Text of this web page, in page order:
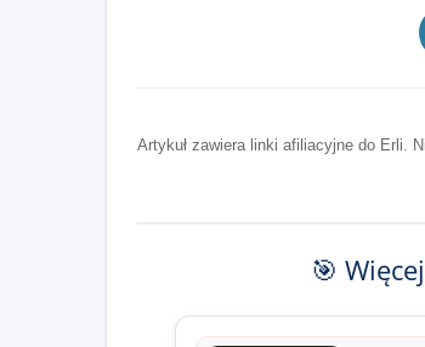
Artykuł zawiera linki afiliacyjne do Erli.
🎯